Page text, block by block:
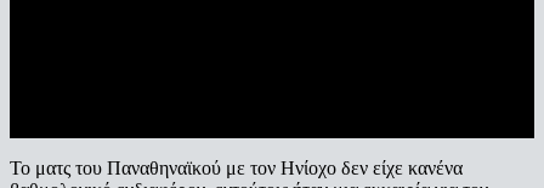
Το ματς του Παναθηναϊκού με τον Ηνίοχο δεν είχε κανένα